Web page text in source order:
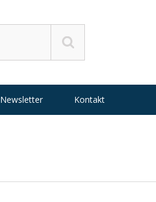
Newsletter Kontakt